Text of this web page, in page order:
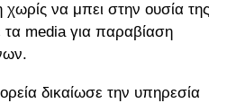
χωρίς να μπει στην ουσία της
τα media για παραβίαση
δικαίωσε την υπηρεσία